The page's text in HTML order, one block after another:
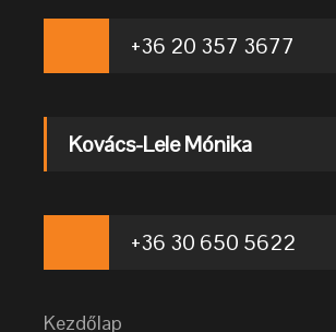
+36 20 357 3677
Kovács-Lele Mónika
+36 30 650 5622
Kezdőlap